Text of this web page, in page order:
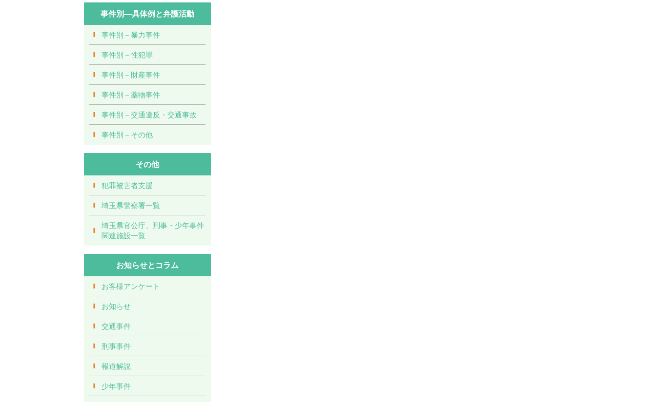
事件別―具体例と弁護活動
事件別－暴力事件
事件別－性犯罪
事件別－財産事件
事件別－薬物事件
事件別－交通違反・交通事故
事件別－その他
その他
犯罪被害者支援
埼玉県警察署一覧
埼玉県官公庁、刑事・少年事件
関連施設一覧
お知らせとコラム
お客様アンケート
お知らせ
交通事件
刑事事件
報道解説
少年事件